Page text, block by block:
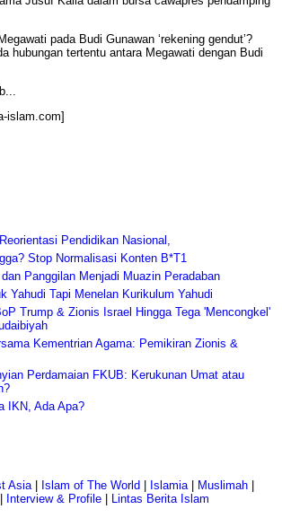
pada Budi Gunawan ‘rekening gendut’?
hubungan tertentu antara Megawati dengan Budi
islam.com]
Pendidikan Nasional,
Stop Normalisasi Konten B*T1
Panggilan Menjadi Muazin Peradaban
Yahudi Tapi Menelan Kurikulum Yahudi
Trump & Zionis Israel Hingga Tega 'Mencongkel'
Kementrian Agama: Pemikiran Zionis &
Perdamaian FKUB: Kerukunan Umat atau
IKN, Ada Apa?
Asia| Islam of The World Islamia| Muslimah|
Interview & Profile Lintas Berita Islam